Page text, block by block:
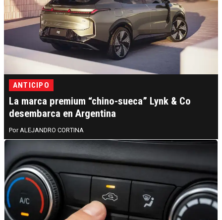
ANTICIPO
La marca premium “chino-sueca” Lynk & Co
desembarca en Argentina
ALEJANDRO CORTINA